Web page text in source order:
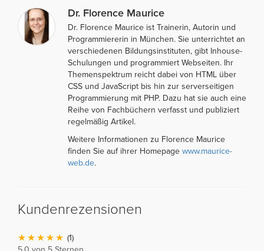
Dr. Florence Maurice
Dr. Florence Maurice ist Trainerin, Autorin und
Programmiererin in München. Sie unterrichtet an
verschiedenen Bildungsinstituten, gibt Inhouse-
Schulungen und programmiert Webseiten. Ihr
Themenspektrum reicht dabei von HTML über
CSS und JavaScript bis hin zur serverseitigen
Programmierung mit PHP. Dazu hat sie auch eine
Reihe von Fachbüchern verfasst und publiziert
regelmäßig Artikel.
Weitere Informationen zu Florence Maurice
finden Sie auf ihrer Homepage www.maurice-
web.de.
Kundenrezensionen
(1)